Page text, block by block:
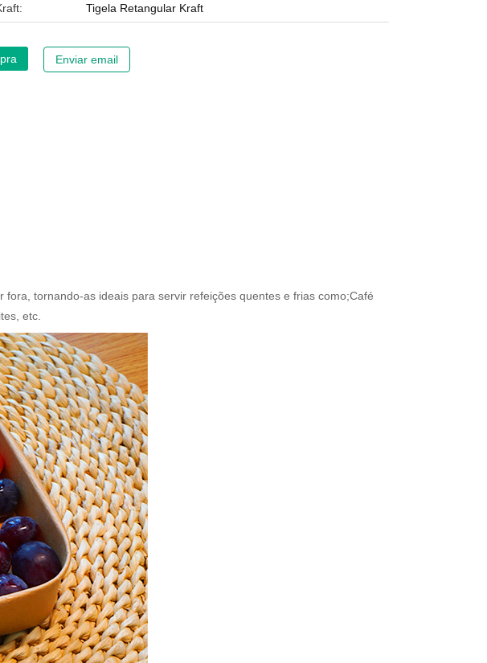
Tigela Retangular Kraft
Enviar email
tornando-as ideais para servir refeições quentes e frias como;Café
etc.